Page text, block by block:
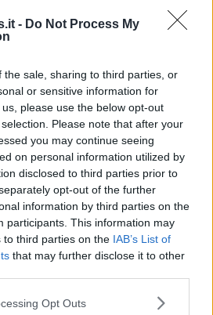
- Do Not Process My
the sale, sharing to third parties, or
or sensitive information for
please use the below opt-out
Please note that after your
you may continue seeing
on personal information utilized by
disclosed to third parties prior to
opt-out of the further
information by third parties on the
participants. This information may
to third parties on the IAB’s List of
that may further disclose it to other
Opt Outs